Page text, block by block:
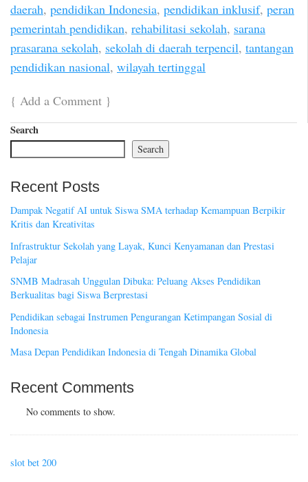
daerah, pendidikan Indonesia, pendidikan inklusif, peran
pemerintah pendidikan, rehabilitasi sekolah, sarana
prasarana sekolah, sekolah di daerah terpencil, tantangan
pendidikan nasional, wilayah tertinggal
{ Add a Comment }
Search
Search
Recent Posts
Dampak Negatif AI untuk Siswa SMA terhadap Kemampuan Berpikir
Kritis dan Kreativitas
Infrastruktur Sekolah yang Layak, Kunci Kenyamanan dan Prestasi
Pelajar
SNMB Madrasah Unggulan Dibuka: Peluang Akses Pendidikan
Berkualitas bagi Siswa Berprestasi
Pendidikan sebagai Instrumen Pengurangan Ketimpangan Sosial di
Indonesia
Masa Depan Pendidikan Indonesia di Tengah Dinamika Global
Recent Comments
No comments to show.
slot bet 200